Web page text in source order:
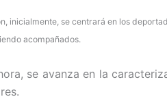
inicialmente, se centrará en los
acompañados.
se avanza en la